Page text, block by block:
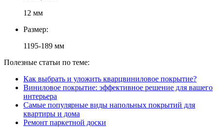
12 мм
Размер:
1195-189 мм
Полезные статьи по теме:
Как выбрать и уложить кварцвиниловое покрытие?
Виниловое покрытие: эффективное решение для вашего
интерьера
Самые популярные виды напольных покрытий для
квартиры и дома
Ремонт паркетной доски